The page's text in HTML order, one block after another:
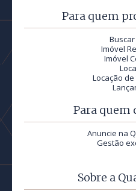
Para quem
Imóvel
Imóvel
Locação
Para quem
Anuncie na
Gestão
Sobre a